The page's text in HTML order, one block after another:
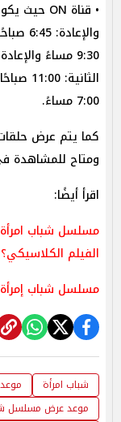
7:00 مساءً.
ومتاح للمشاهدة
اقرأ أيضًا:
الفيلم الكلاسيكي؟
مسلسل شباب إمرأة..
شباب امرأة
موعد عرض مسلسل